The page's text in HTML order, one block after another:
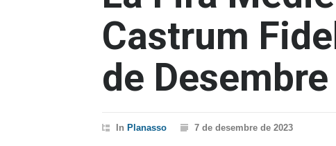
Castrum
de Desembre
In Planasso 7 de desembre de 2023